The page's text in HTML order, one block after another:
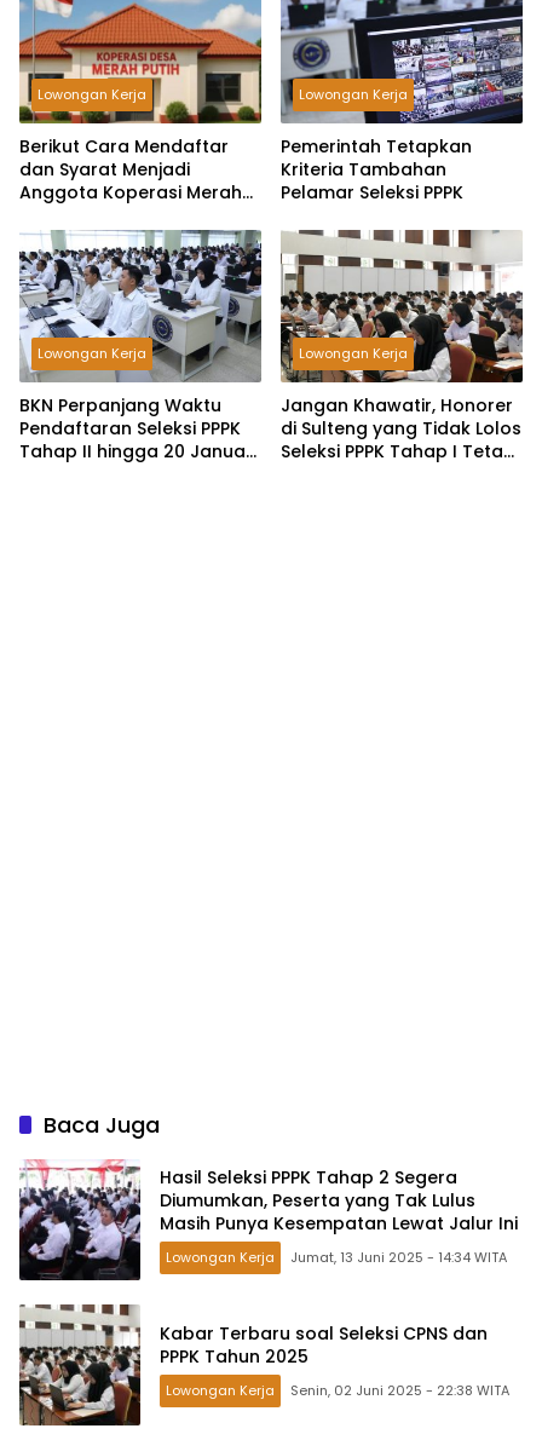
Lowongan Kerja
Berikut Cara Mendaftar
dan Syarat Menjadi
Anggota Koperasi Merah
Lowongan Kerja
Pemerintah Tetapkan
Kriteria Tambahan
Pelamar Seleksi PPPK
Lowongan Kerja
BKN Perpanjang Waktu
Pendaftaran Seleksi PPPK
Tahap II hingga 20 Januari
Lowongan Kerja
Jangan Khawatir, Honorer
di Sulteng yang Tidak Lolos
Seleksi PPPK Tahap I Tetap
Baca Juga
Hasil Seleksi PPPK Tahap 2 Segera
Diumumkan, Peserta yang Tak Lulus
Masih Punya Kesempatan Lewat Jalur Ini
Lowongan Kerja Jumat, 13 Juni 2025 - 14:34 WITA
Kabar Terbaru soal Seleksi CPNS dan
PPPK Tahun 2025
Lowongan Kerja Senin, 02 Juni 2025 - 22:38 WITA